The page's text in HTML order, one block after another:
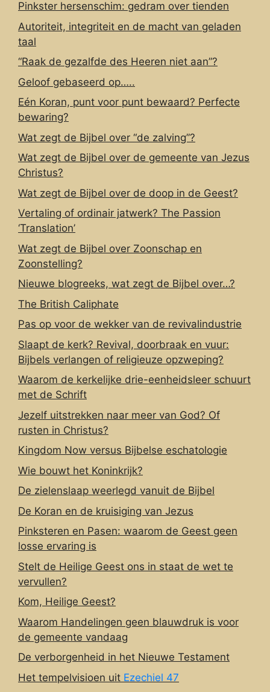
Pinkster hersenschim: gedram over tienden
Autoriteit, integriteit en de macht van geladen
taal
“Raak de gezalfde des Heeren niet aan”?
Geloof gebaseerd op…..
Eén Koran, punt voor punt bewaard? Perfecte
bewaring?
Wat zegt de Bijbel over “de zalving”?
Wat zegt de Bijbel over de gemeente van Jezus
Christus?
Wat zegt de Bijbel over de doop in de Geest?
Vertaling of ordinair jatwerk? The Passion
‘Translation’
Wat zegt de Bijbel over Zoonschap en
Zoonstelling?
Nieuwe blogreeks, wat zegt de Bijbel over…?
The British Caliphate
Pas op voor de wekker van de revivalindustrie
Slaapt de kerk? Revival, doorbraak en vuur:
Bijbels verlangen of religieuze opzweping?
Waarom de kerkelijke drie-eenheidsleer schuurt
met de Schrift
Jezelf uitstrekken naar meer van God? Of
rusten in Christus?
Kingdom Now versus Bijbelse eschatologie
Wie bouwt het Koninkrijk?
De zielenslaap weerlegd vanuit de Bijbel
De Koran en de kruisiging van Jezus
Pinksteren en Pasen: waarom de Geest geen
losse ervaring is
Stelt de Heilige Geest ons in staat de wet te
vervullen?
Kom, Heilige Geest?
Waarom Handelingen geen blauwdruk is voor
de gemeente vandaag
De verborgenheid in het Nieuwe Testament
Het tempelvisioen uit Ezechiel 47